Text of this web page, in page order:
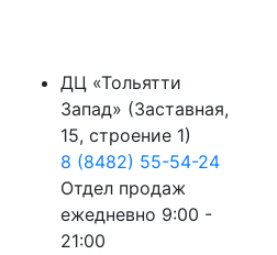
ДЦ «Тольятти
Запад» (Заставная,
15, строение 1)
8 (8482) 55-54-24
Отдел продаж
ежедневно 9:00 -
21:00